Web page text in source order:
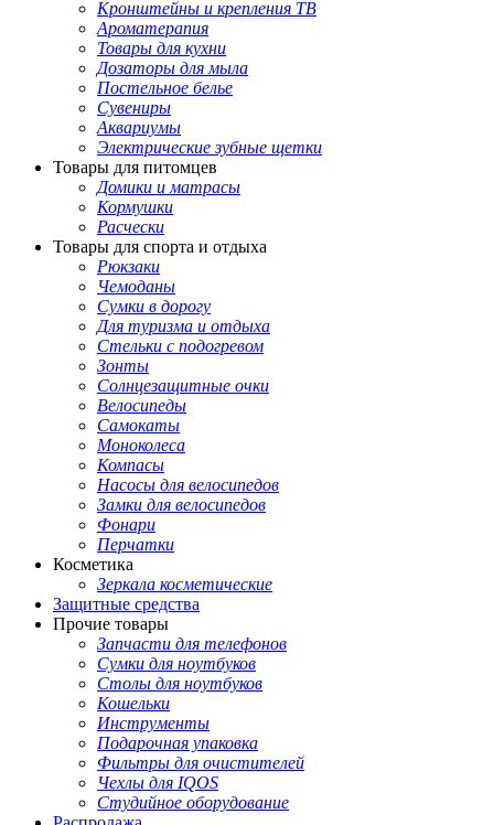
Кронштейны и крепления ТВ
Ароматерапия
Товары для кухни
Дозаторы для мыла
Постельное белье
Сувениры
Аквариумы
Электрические зубные щетки
Товары для питомцев
Домики и матрасы
Кормушки
Расчески
Товары для спорта и отдыха
Рюкзаки
Чемоданы
Сумки в дорогу
Для туризма и отдыха
Стельки с подогревом
Зонты
Солнцезащитные очки
Велосипеды
Самокаты
Моноколеса
Компасы
Насосы для велосипедов
Замки для велосипедов
Фонари
Перчатки
Косметика
Зеркала косметические
Защитные средства
Прочие товары
Запчасти для телефонов
Сумки для ноутбуков
Столы для ноутбуков
Кошельки
Инструменты
Подарочная упаковка
Фильтры для очистителей
Чехлы для IQOS
Студийное оборудование